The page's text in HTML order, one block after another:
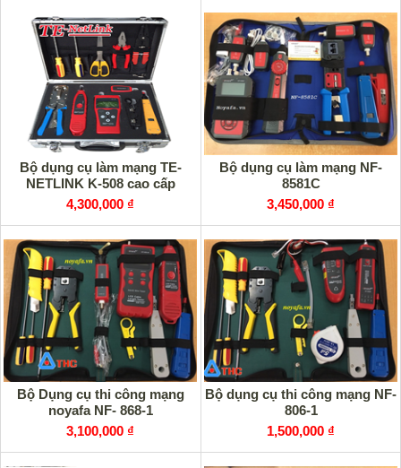
Bộ dụng cụ làm mạng TE-
NETLINK K-508 cao cấp
4,300,000 ₫
Bộ dụng cụ làm mạng NF-
8581C
3,450,000 ₫
Bộ Dụng cụ thi công mạng
noyafa NF- 868-1
3,100,000 ₫
Bộ dụng cụ thi công mạng NF-
806-1
1,500,000 ₫